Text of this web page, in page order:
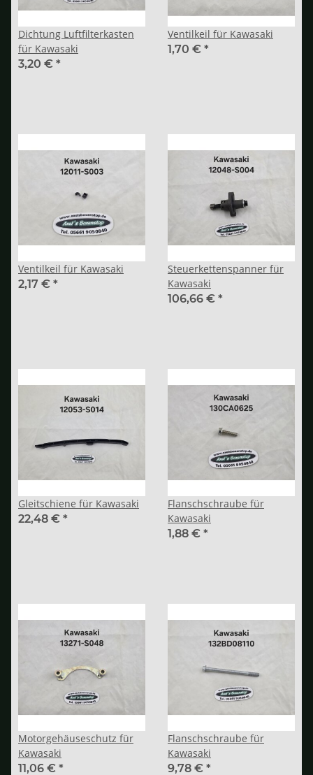
Dichtung Luftfilterkasten
für Kawasaki
3,20 € *
Ventilkeil für Kawasaki
1,70 € *
Ventilkeil für Kawasaki
2,17 € *
Steuerkettenspanner für
Kawasaki
106,66 € *
Gleitschiene für Kawasaki
22,48 € *
Flanschschraube für
Kawasaki
1,88 € *
Motorgehäuseschutz für
Kawasaki
11,06 € *
Flanschschraube für
Kawasaki
9,78 € *